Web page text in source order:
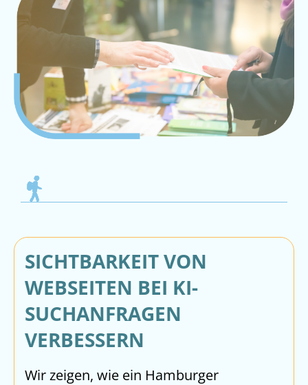
SICHTBARKEIT VON
WEBSEITEN BEI KI-
SUCHANFRAGEN
VERBESSERN
Wir zeigen, wie ein Hamburger